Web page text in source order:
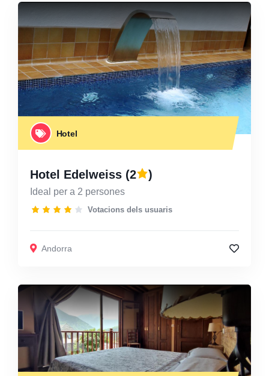
Hotel
Hotel Edelweiss (2 )
Ideal per a 2 persones
Votacions dels usuaris
Andorra